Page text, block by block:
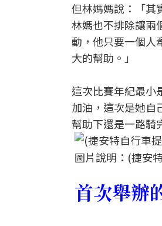
但林媽媽說：「其
林媽也不排除讓兩
動，他只要一個人
大的幫助。」
這次比賽年紀最小
加油，這次是她自
幫助下還是一路騎
圖片說明：(捷安
首次舉辦